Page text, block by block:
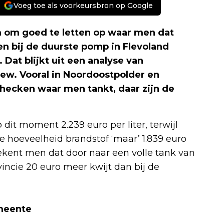
Voeg toe als voorkeursbron op Google
goed te letten op waar men dat
bij de duurste pomp in Flevoland
blijkt uit een analyse van
Vooral in Noordoostpolder en
waar men tankt, daar zijn de
moment 2.239 euro per liter, terwijl
brandstof ‘maar’ 1.839 euro
men dat door naar een volle tank van
20 euro meer kwijt dan bij de